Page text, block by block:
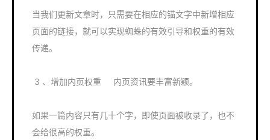
当我们更新文章时，只需要在相应的锚文字中新增相应
页面的链接，就可以实现蜘蛛的有效引导和权重的有效
传递。
3 、增加内页权重 内页资讯要丰富新颖。
如果一篇内容只有几十个字，即使页面被收录了，也不
会给很高的权重。